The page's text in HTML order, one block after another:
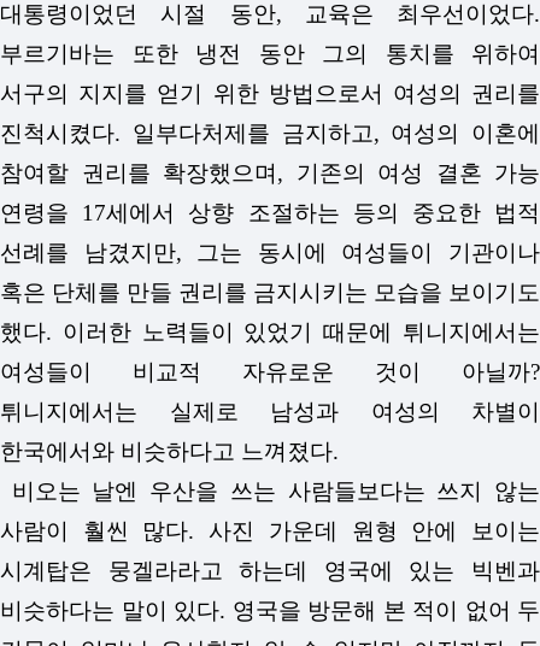
대통령이었던 시절 동안, 교육은 최우선이었다.
부르기바는 또한 냉전 동안 그의 통치를 위하여
서구의 지지를 얻기 위한 방법으로서 여성의 권리를
진척시켰다. 일부다처제를 금지하고, 여성의 이혼에
참여할 권리를 확장했으며, 기존의 여성 결혼 가능
연령을 17세에서 상향 조절하는 등의 중요한 법적
선례를 남겼지만, 그는 동시에 여성들이 기관이나
혹은 단체를 만들 권리를 금지시키는 모습을 보이기도
했다. 이러한 노력들이 있었기 때문에 튀니지에서는
여성들이 비교적 자유로운 것이 아닐까?
튀니지에서는 실제로 남성과 여성의 차별이
한국에서와 비슷하다고 느껴졌다.
비오는 날엔 우산을 쓰는 사람들보다는 쓰지 않는
사람이 훨씬 많다. 사진 가운데 원형 안에 보이는
시계탑은 뭉겔라라고 하는데 영국에 있는 빅벤과
비슷하다는 말이 있다. 영국을 방문해 본 적이 없어 두